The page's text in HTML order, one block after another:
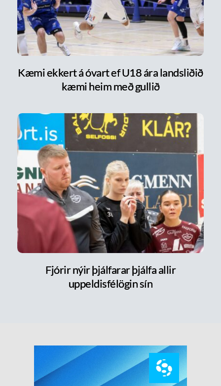
Kæmi ekkert á óvart ef U18 ára landsliðið
kæmi heim með gullið
Fjórir nýir þjálfarar þjálfa allir
uppeldisfélögin sín